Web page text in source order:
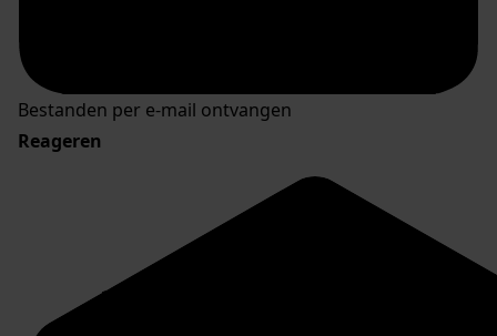
Bestanden per e-mail ontvangen
Reageren